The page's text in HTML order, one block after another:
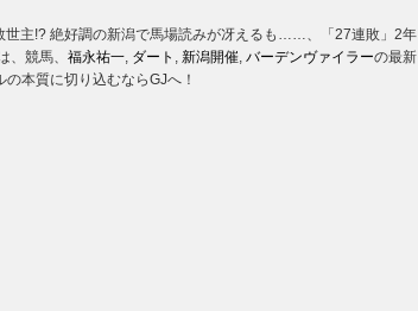
世主!? 絶好調の新潟で馬場読みが冴えるも……、「27連敗」2年
、競馬、 福永祐一, ダート , 新潟開催, バーデンヴァイラーの最新
本質に切り込むならGJへ！